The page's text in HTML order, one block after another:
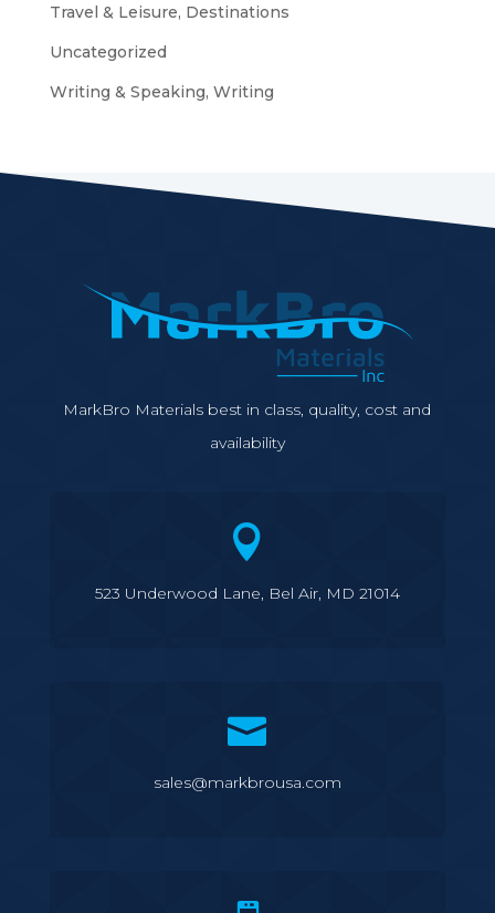
Travel & Leisure, Destinations
Uncategorized
Writing & Speaking, Writing
MarkBro Materials best in class, quality, cost and
availability

523 Underwood Lane, Bel Air, MD 21014

sales@markbrousa.com